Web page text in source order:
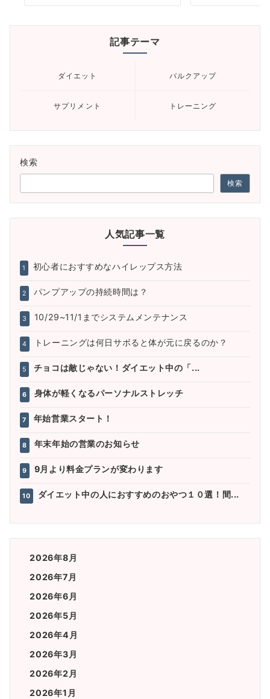
記事テーマ
ダイエット バルクアップ
サプリメント トレーニング
検索
検索
人気記事一覧
1 初心者におすすめなハイレップス方法
2 パンプアップの持続時間は？
3 10/29~11/1までシステムメンテナンス
4 トレーニングは何日サボると体が元に戻るのか？
5 チョコは敵じゃない！ダイエット中の「...
6 身体が軽くなるパーソナルストレッチ
7 年始営業スタート！
8 年末年始の営業のお知らせ
9 9月より料金プランが変わります
10 ダイエット中の人におすすめのおやつ１０選！間...
2026年8月
2026年7月
2026年6月
2026年5月
2026年4月
2026年3月
2026年2月
2026年1月